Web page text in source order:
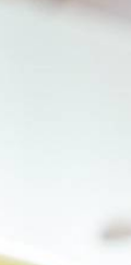
vriezer. Roer